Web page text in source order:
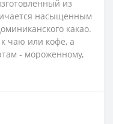
из
насыщенным
какао.
чаю или кофе, а
- мороженному,